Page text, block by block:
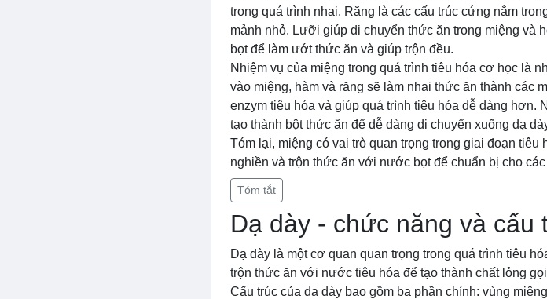
trong quá trình nhai. Răng là các cấu trúc cứng nằm
mảnh nhỏ. Lưỡi giúp di chuyển thức ăn trong miệng và
bọt để làm ướt thức ăn và giúp trộn đều.
Nhiệm vụ của miệng trong quá trình tiêu hóa cơ học là
vào miệng, hàm và răng sẽ làm nhai thức ăn thành các
enzym tiêu hóa và giúp quá trình tiêu hóa dễ dàng hơn.
tạo thành bột thức ăn để dễ dàng di chuyển xuống dạ
Tóm lại, miệng có vai trò quan trọng trong giai đoạn
nghiền và trộn thức ăn với nước bọt để chuẩn bị cho
Tóm tắt
Dạ dày - chức năng và cấu
Dạ dày là một cơ quan quan trọng trong quá trình tiêu
trộn thức ăn với nước tiêu hóa để tạo thành chất lỏng
Cấu trúc của dạ dày bao gồm ba phần chính: vùng